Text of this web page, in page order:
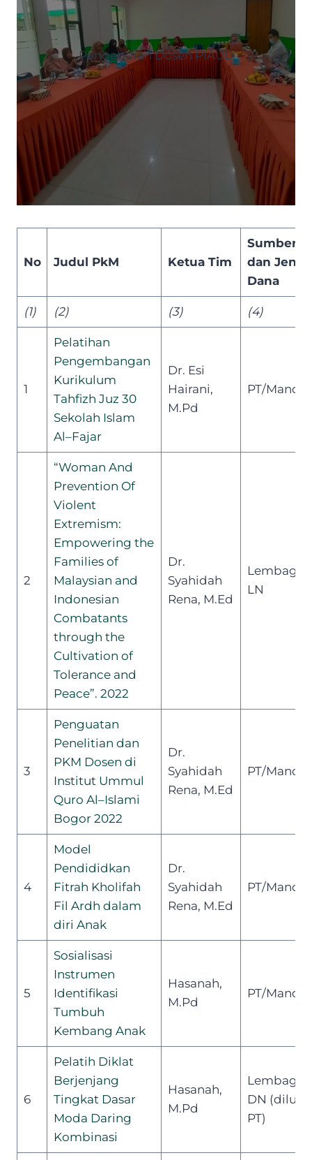
Pengabdian Dosen PIAUD
No Judul PkM Ketua Tim
Sumber
dan Jenis
Dana
(1) (2) (3) (4)
1
Pelatihan
Pengembangan
Kurikulum
Tahfizh Juz 30
Sekolah Islam
Al–Fajar
Dr. Esi
Hairani,
M.Pd
PT/Mandiri
2
“Woman And
Prevention Of
Violent
Extremism:
Empowering the
Families of
Malaysian and
Indonesian
Combatants
through the
Cultivation of
Tolerance and
Peace”. 2022
Dr.
Syahidah
Rena, M.Ed
Lembaga
LN
3
Penguatan
Penelitian dan
PKM Dosen di
Institut Ummul
Quro Al–Islami
Bogor 2022
Dr.
Syahidah
Rena, M.Ed
PT/Mandiri
4
Model
Pendididkan
Fitrah Kholifah
Fil Ardh dalam
diri Anak
Dr.
Syahidah
Rena, M.Ed
PT/Mandiri
5
Sosialisasi
Instrumen
Identifikasi
Tumbuh
Kembang Anak
Hasanah,
M.Pd
PT/Mandiri
6
Pelatih Diklat
Berjenjang
Tingkat Dasar
Moda Daring
Kombinasi
Hasanah,
M.Pd
Lembaga
DN (diluar
PT)